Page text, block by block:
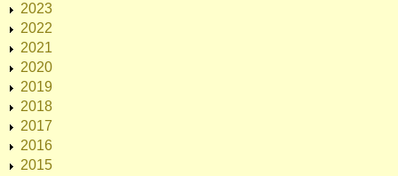
2023
2022
2021
2020
2019
2018
2017
2016
2015